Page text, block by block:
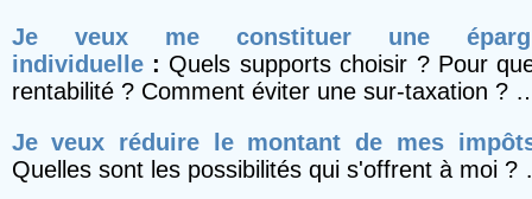
Je veux me constituer une
individuelle : Quels supports choisir ? Pour
rentabilité ? Comment éviter une sur-taxation ?
Je veux réduire le montant de mes
Quelles sont les possibilités qui s'offrent à moi